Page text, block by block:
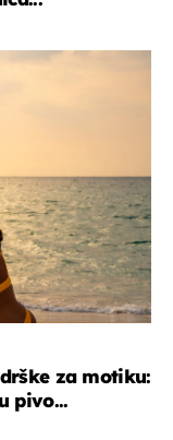
za motiku:
pivo...